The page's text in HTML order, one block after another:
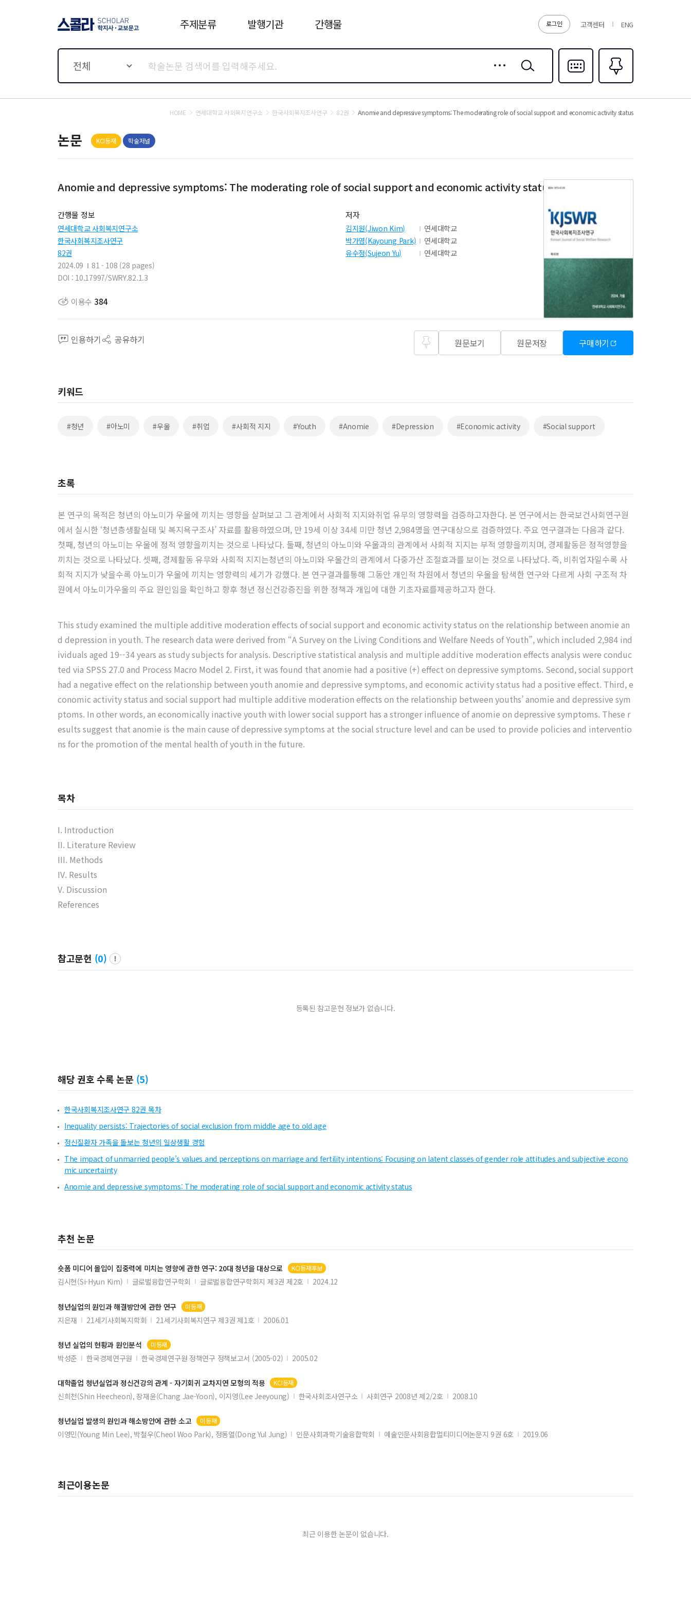
로그인 고객센터 ENG
주제분류 발행기관 간행물
전체
검색
다국어입력
즐겨찾기0
HOME 연세대학교 사회복지연구소 한국사회복지조사연구 82권 Anomie and depressive symptoms: The moderating role of social support and economic activity status
논문 KCI등재 학술저널
Anomie and depressive symptoms: The moderating role of social support and economic activity status
간행물 정보
연세대학교 사회복지연구소
한국사회복지조사연구
82권
2024.09
81 - 108 (28 pages)
DOI : 10.17997/SWRY.82.1.3
저자
김지원(Jiwon Kim)
연세대학교
박가영(Kayoung Park)
연세대학교
유수정(Sujeon Yu)
연세대학교
이용수 384
인용하기 공유하기 원문보기 원문저장 구매하기
키워드
#청년 #아노미 #우울 #취업 #사회적 지지 #Youth #Anomie #Depression #Economic activity #Social support
초록
본 연구의 목적은 청년의 아노미가 우울에 끼치는 영향을 살펴보고 그 관계에서 사회적 지지와취업 유무의 영향력을 검증하고자한다. 본 연구에서는 한국보건사회연구원
에서 실시한 ‘청년층생활실태 및 복지욕구조사’ 자료를 활용하였으며, 만 19세 이상 34세 미만 청년 2,984명을 연구대상으로 검증하였다. 주요 연구결과는 다음과 같다.
첫째, 청년의 아노미는 우울에 정적 영향을끼치는 것으로 나타났다. 둘째, 청년의 아노미와 우울과의 관계에서 사회적 지지는 부적 영향을끼치며, 경제활동은 정적영향을
끼치는 것으로 나타났다. 셋째, 경제활동 유무와 사회적 지지는청년의 아노미와 우울간의 관계에서 다중가산 조절효과를 보이는 것으로 나타났다. 즉, 비취업자일수록 사
회적 지지가 낮을수록 아노미가 우울에 끼치는 영향력의 세기가 강했다. 본 연구결과를통해 그동안 개인적 차원에서 청년의 우울을 탐색한 연구와 다르게 사회 구조적 차
원에서 아노미가우울의 주요 원인임을 확인하고 향후 청년 정신건강증진을 위한 정책과 개입에 대한 기초자료를제공하고자 한다.
This study examined the multiple additive moderation effects of social support and economic activity status on the relationship between anomie an
d depression in youth. The research data were derived from “A Survey on the Living Conditions and Welfare Needs of Youth”, which included 2,984 ind
ividuals aged 19--34 years as study subjects for analysis. Descriptive statistical analysis and multiple additive moderation effects analysis were conduc
ted via SPSS 27.0 and Process Macro Model 2. First, it was found that anomie had a positive (+) effect on depressive symptoms. Second, social support
had a negative effect on the relationship between youth anomie and depressive symptoms, and economic activity status had a positive effect. Third, e
conomic activity status and social support had multiple additive moderation effects on the relationship between youths’ anomie and depressive sym
ptoms. In other words, an economically inactive youth with lower social support has a stronger influence of anomie on depressive symptoms. These r
esults suggest that anomie is the main cause of depressive symptoms at the social structure level and can be used to provide policies and interventio
ns for the promotion of the mental health of youth in the future.
목차
I. Introduction
II. Literature Review
III. Methods
IV. Results
V. Discussion
References
참고문헌 (0)
등록된 참고문헌 정보가 없습니다.
해당 권호 수록 논문 (5)
한국사회복지조사연구 82권 목차
Inequality persists: Trajectories of social exclusion from middle age to old age
정신질환자 가족을 돌보는 청년의 일상생활 경험
The impact of unmarried people’s values and perceptions on marriage and fertility intentions: Focusing on latent classes of gender role attitudes and subjective econo
mic uncertainty
Anomie and depressive symptoms: The moderating role of social support and economic activity status
추천 논문
숏폼 미디어 몰입이 집중력에 미치는 영향에 관한 연구: 20대 청년을 대상으로 KCI등재후보
김시현(Si-Hyun Kim) 글로벌융합연구학회 글로벌융합연구학회지 제3권 제2호 2024.12
청년실업의 원인과 해결방안에 관한 연구 미등재
지은재 21세기사회복지학회 21세기사회복지연구 제3권 제1호 2006.01
청년 실업의 현황과 원인분석 미등재
박성준 한국경제연구원 한국경제연구원 정책연구 정책보고서 (2005-02) 2005.02
대학졸업 청년실업과 정신건강의 관계 - 자기회귀 교차지연 모형의 적용 KCI등재
신희천(Shin Heecheon), 장재윤(Chang Jae-Yoon), 이지영(Lee Jeeyoung) 한국사회조사연구소 사회연구 2008년 제2/2호 2008.10
청년실업 발생의 원인과 해소방안에 관한 소고 미등재
이영민(Young Min Lee), 박철우(Cheol Woo Park), 정동열(Dong Yul Jung) 인문사회과학기술융합학회 예술인문사회융합멀티미디어논문지 9권 6호 2019.06
최근이용논문
최근 이용한 논문이 없습니다.